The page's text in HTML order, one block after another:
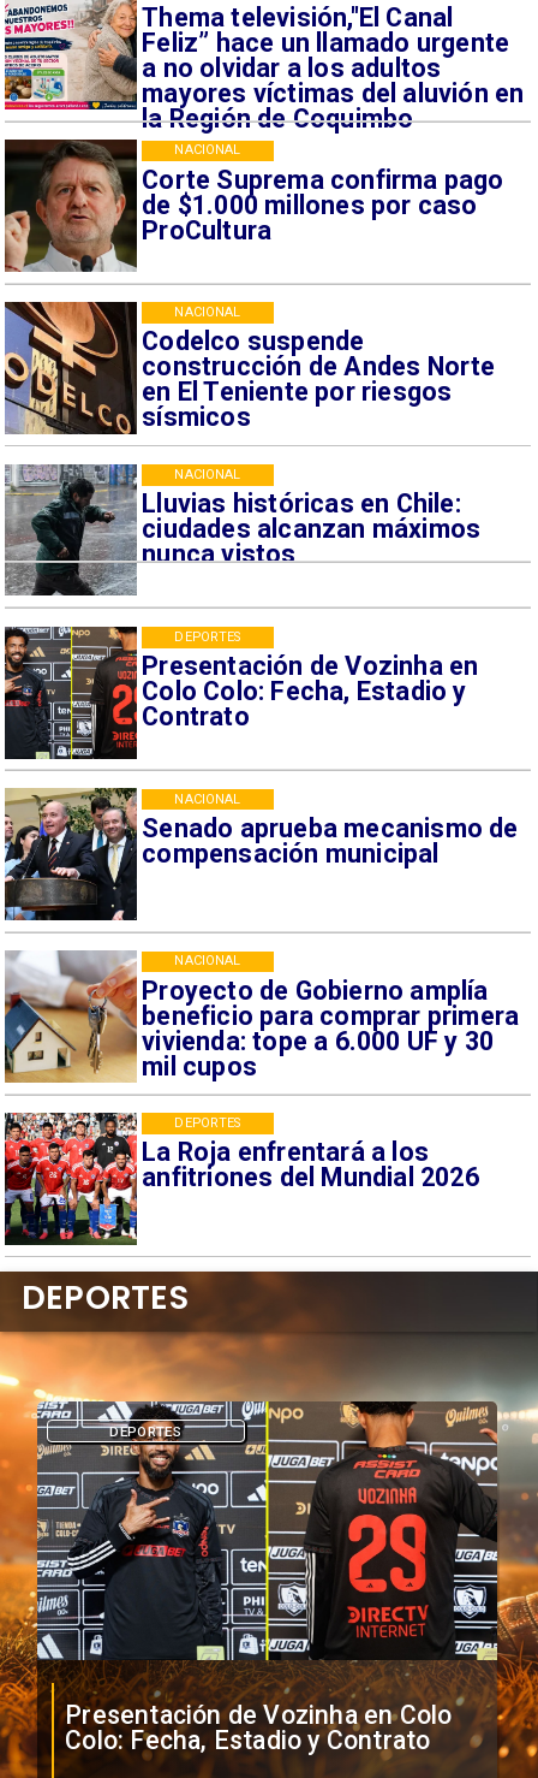
Thema televisión,"El Canal
Feliz” hace un llamado urgente
a no olvidar a los adultos
mayores víctimas del aluvión en
la Región de Coquimbo
Corte Suprema confirma pago
de $1.000 millones por caso
ProCultura
NACIONAL
Codelco suspende
construcción de Andes Norte
en El Teniente por riesgos
sísmicos
NACIONAL
Lluvias históricas en Chile:
ciudades alcanzan máximos
nunca vistos
NACIONAL
Presentación de Vozinha en
Colo Colo: Fecha, Estadio y
Contrato
DEPORTES
Senado aprueba mecanismo de
compensación municipal
NACIONAL
Proyecto de Gobierno amplía
beneficio para comprar primera
vivienda: tope a 6.000 UF y 30
mil cupos
NACIONAL
La Roja enfrentará a los
anfitriones del Mundial 2026
DEPORTES
Presentación de Vozinha en Colo
Colo: Fecha, Estadio y Contrato
DEPORTES
DEPORTES